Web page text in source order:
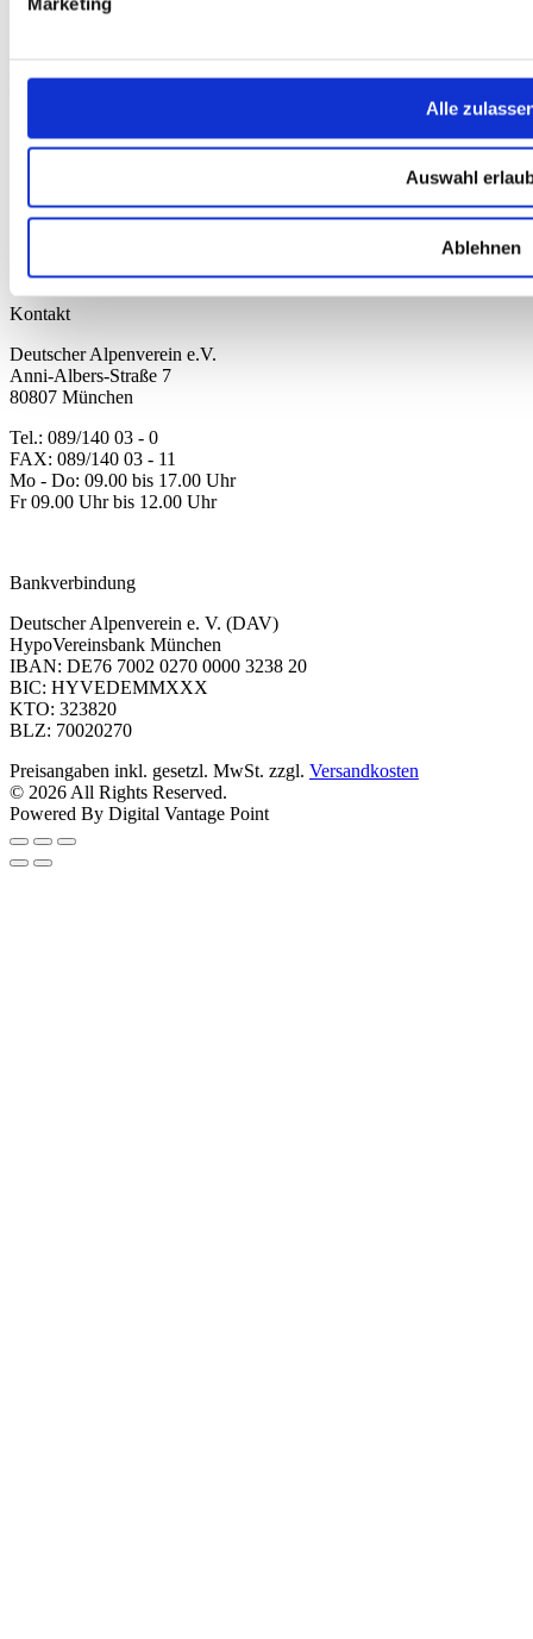
Alle
Auswahl
Ablehnen
Erklärung zur Barrierefreiheit
Produkte
Damen
Ausrüstung
Sale
Kontakt
Deutscher Alpenverein e.V.
Anni-Albers-Straße 7
80807 München
Tel.: 089/140 03 - 0
FAX: 089/140 03 - 11
Mo - Do: 09.00 bis 17.00 Uhr
Fr 09.00 Uhr bis 12.00 Uhr
Bankverbindung
Deutscher Alpenverein e. V. (DAV)
HypoVereinsbank München
IBAN: DE76 7002 0270 0000 3238 20
BIC: HYVEDEMMXXX
KTO: 323820
BLZ: 70020270
Preisangaben inkl. gesetzl. MwSt. zzgl. Versandkosten
© 2026 All Rights Reserved.
Powered By Digital Vantage Point